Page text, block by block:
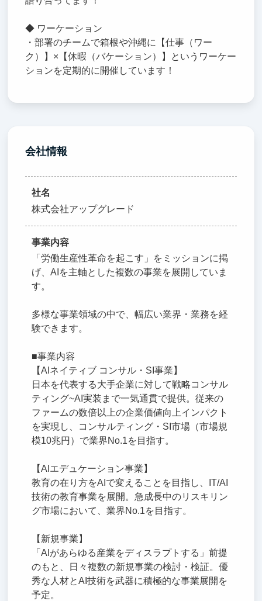
◆ ワーケーション
・部署のチームで箱根や沖縄に【仕事（ワー
ク）】×【休暇（バケーション）】というワーケー
ションを定期的に開催しています！
会社情報
社名
株式会社アップグレード
事業内容
「労働生産性革命を起こす」をミッションに掲
げ、AIを主軸とした複数の事業を展開していま
す。
多様な事業領域の中で、幅広い業界・業務を経
験できます。
■事業内容
【AIネイティブ コンサル・SI事業】
日本を代表する大手企業に対して戦略コンサル
ティング~AI実装まで一気通貫で提供。従来の
ファームの数倍以上の企業価値向上インパクト
を実現し、コンサルティング・SI市場（市場規
模10兆円）で業界No.1を目指す。
【AIエデュケーション事業】
教育の在り方をAIで変えることを目指し、IT/AI
技術の教育事業を展開。急成長中のリスキリン
グ市場において、業界No.1を目指す。
【新規事業】
「AIがあらゆる産業をディスラプトする」前提
のもと、日々複数の新規事業の検討・検証。優
秀な人材とAI技術を武器に積極的な事業展開を
予定。